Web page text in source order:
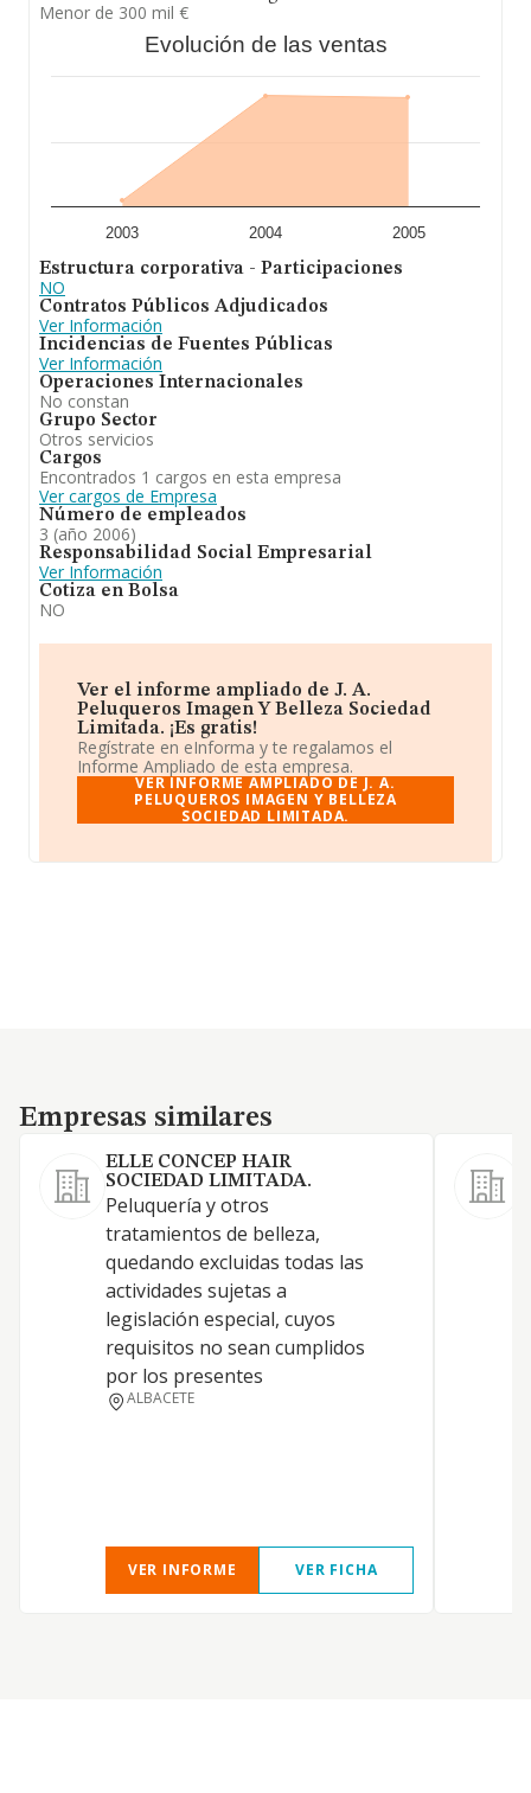
Menor de 300 mil €
Evolución de las ventas
2003 2004 2005
Estructura corporativa - Participaciones
NO
Contratos Públicos Adjudicados
Ver Información
Incidencias de Fuentes Públicas
Ver Información
Operaciones Internacionales
No constan
Grupo Sector
Otros servicios
Cargos
Encontrados 1 cargos en esta empresa
Ver cargos de Empresa
Número de empleados
3 (año 2006)
Responsabilidad Social Empresarial
Ver Información
Cotiza en Bolsa
NO
Ver el informe ampliado de J. A.
Peluqueros Imagen Y Belleza Sociedad
Limitada. ¡Es gratis!
Regístrate en eInforma y te regalamos el
Informe Ampliado de esta empresa.
VER INFORME AMPLIADO DE J. A.
PELUQUEROS IMAGEN Y BELLEZA
SOCIEDAD LIMITADA.
Empresas similares
Empresas similares
ELLE CONCEP HAIR
SOCIEDAD LIMITADA.
Peluquería y otros
tratamientos de belleza,
quedando excluidas todas las
actividades sujetas a
legislación especial, cuyos
requisitos no sean cumplidos
por los presentes
ALBACETE
VER INFORME VER FICHA